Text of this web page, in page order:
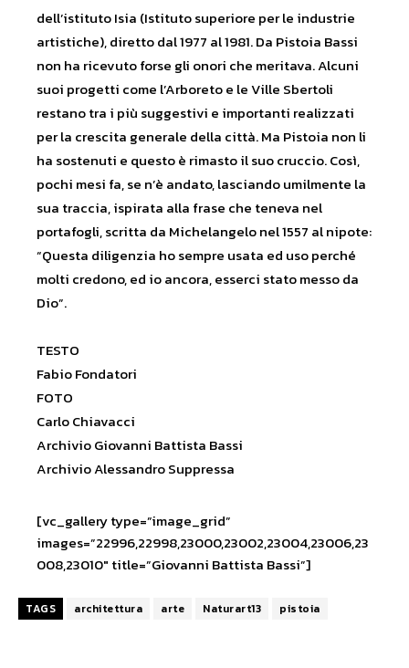
dell’istituto Isia (Istituto superiore per le industrie
artistiche), diretto dal 1977 al 1981. Da Pistoia Bassi
non ha ricevuto forse gli onori che meritava. Alcuni
suoi progetti come l’Arboreto e le Ville Sbertoli
restano tra i più suggestivi e importanti realizzati
per la crescita generale della città. Ma Pistoia non li
ha sostenuti e questo è rimasto il suo cruccio. Così,
pochi mesi fa, se n’è andato, lasciando umilmente la
sua traccia, ispirata alla frase che teneva nel
portafogli, scritta da Michelangelo nel 1557 al nipote:
“Questa diligenzia ho sempre usata ed uso perché
molti credono, ed io ancora, esserci stato messo da
Dio”.
TESTO
Fabio Fondatori
FOTO
Carlo Chiavacci
Archivio Giovanni Battista Bassi
Archivio Alessandro Suppressa
[vc_gallery type=”image_grid”
images=”22996,22998,23000,23002,23004,23006,23
008,23010″ title=”Giovanni Battista Bassi”]
TAGS architettura arte Naturart13 pistoia